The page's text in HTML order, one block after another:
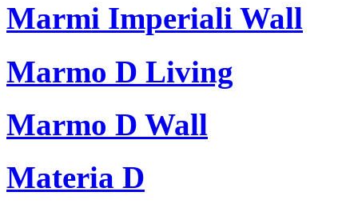
Marmi Imperiali Wall
Marmo D Living
Marmo D Wall
Materia D